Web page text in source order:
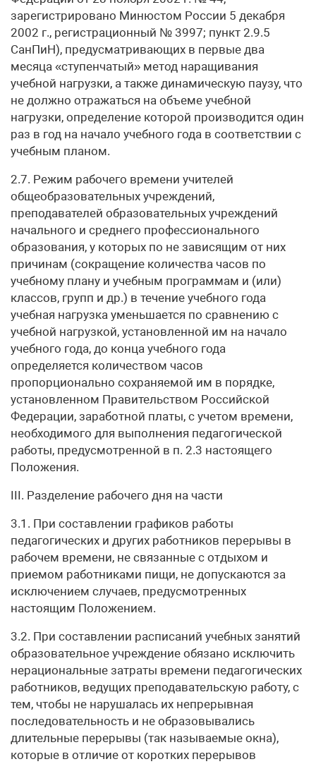
зарегистрировано Минюстом России 5 декабря
2002 г., регистрационный № 3997; пункт 2.9.5
СанПиН), предусматривающих в первые два
месяца «ступенчатый» метод наращивания
учебной нагрузки, а также динамическую паузу, что
не должно отражаться на объеме учебной
нагрузки, определение которой производится один
раз в год на начало учебного года в соответствии с
учебным планом.
2.7. Режим рабочего времени учителей
общеобразовательных учреждений,
преподавателей образовательных учреждений
начального и среднего профессионального
образования, у которых по не зависящим от них
причинам (сокращение количества часов по
учебному плану и учебным программам и (или)
классов, групп и др.) в течение учебного года
учебная нагрузка уменьшается по сравнению с
учебной нагрузкой, установленной им на начало
учебного года, до конца учебного года
определяется количеством часов
пропорционально сохраняемой им в порядке,
установленном Правительством Российской
Федерации, заработной платы, с учетом времени,
необходимого для выполнения педагогической
работы, предусмотренной в п. 2.3 настоящего
Положения.
III. Разделение рабочего дня на части
3.1. При составлении графиков работы
педагогических и других работников перерывы в
рабочем времени, не связанные с отдыхом и
приемом работниками пищи, не допускаются за
исключением случаев, предусмотренных
настоящим Положением.
3.2. При составлении расписаний учебных занятий
образовательное учреждение обязано исключить
нерациональные затраты времени педагогических
работников, ведущих преподавательскую работу, с
тем, чтобы не нарушалась их непрерывная
последовательность и не образовывались
длительные перерывы (так называемые окна),
которые в отличие от коротких перерывов